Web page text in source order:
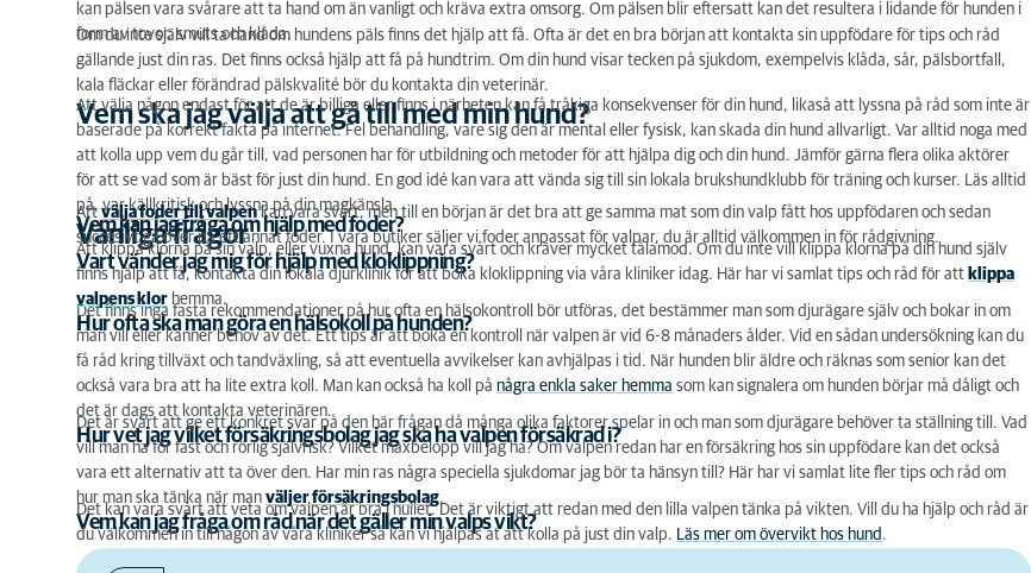
kan pälsen vara svårare att ta hand om än vanligt och kräva extra omsorg. Om pälsen blir eftersatt kan det resultera i lidande för hunden i
form av tovor, smuts och klåda.
Om du inte själv vill ta hand om hundens päls finns det hjälp att få. Ofta är det en bra början att kontakta sin uppfödare för tips och råd
gällande just din ras. Det finns också hjälp att få på hundtrim. Om din hund visar tecken på sjukdom, exempelvis klåda, sår, pälsbortfall,
kala fläckar eller förändrad pälskvalité bör du kontakta din veterinär.
Vem ska jag välja att gå till med min hund?
Att välja någon endast för att de är billiga eller finns i närheten kan få tråkiga konsekvenser för din hund, likaså att lyssna på råd som inte är
baserade på korrekt fakta på internet. Fel behandling, vare sig den är mental eller fysisk, kan skada din hund allvarligt. Var alltid noga med
att kolla upp vem du går till, vad personen har för utbildning och metoder för att hjälpa dig och din hund. Jämför gärna flera olika aktörer
för att se vad som är bäst för just din hund. En god idé kan vara att vända sig till sin lokala brukshundklubb för träning och kurser. Läs alltid
på, var källkritisk och lyssna på din magkänsla.
Vanliga frågor
Vem kan jag fråga om hjälp med foder?
Att välja foder till valpenkan vara svårt, men till en början är det bra att ge samma mat som din valp fått hos uppfödaren och sedan
succesivt gå över på ett annat foder. I våra butiker säljer vi foder anpassat för valpar, du är alltid välkommen in för rådgivning.
Vart vänder jag mig för hjälp med kloklippning?
Att klippa klorna på sin valp, eller vuxna hund, kan vara svårt och kräver mycket tålamod. Om du inte vill klippa klorna på din hund själv
finns hjälp att få, kontakta din lokala djurklinik för att boka kloklippning via våra kliniker idag. Här har vi samlat tips och råd för att klippa
valpens klor hemma.
Hur ofta ska man göra en hälsokoll på hunden?
Det finns inga fasta rekommendationer på hur ofta en hälsokontroll bör utföras, det bestämmer man som djurägare själv och bokar in om
man vill eller känner behov av det. Ett tips är att boka en kontroll när valpen är vid 6-8 månaders ålder. Vid en sådan undersökning kan du
få råd kring tillväxt och tandväxling, så att eventuella avvikelser kan avhjälpas i tid. När hunden blir äldre och räknas som senior kan det
också vara bra att ha lite extra koll. Man kan också ha koll på några enkla saker hemma som kan signalera om hunden börjar må dåligt och
det är dags att kontakta veterinären.
Hur vet jag vilket försäkringsbolag jag ska ha valpen försäkrad i?
Det är svårt att ge ett konkret svar på den här frågan då många olika faktorer spelar in och man som djurägare behöver ta ställning till. Vad
vill man ha för fast och rörlig självrisk? Vilket maxbelopp vill jag ha? Om valpen redan har en försäkring hos sin uppfödare kan det också
vara ett alternativ att ta över den. Har min ras några speciella sjukdomar jag bör ta hänsyn till? Här har vi samlat lite fler tips och råd om
hur man ska tänka när man väljer försäkringsbolag.
Vem kan jag fråga om råd när det gäller min valps vikt?
Det kan vara svårt att veta om valpen är bra i hullet. Det är viktigt att redan med den lilla valpen tänka på vikten. Vill du ha hjälp och råd är
du välkommen in till någon av våra kliniker så kan vi hjälpas åt att kolla på just din valp. Läs mer om övervikt hos hund .